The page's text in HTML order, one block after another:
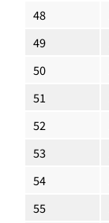
48
49
50
51
52
53
54
55